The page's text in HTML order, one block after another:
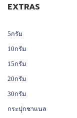
EXTRAS
5กรัม
10กรัม
15กรัม
20กรัม
30กรัม
กระปุกชาแนล